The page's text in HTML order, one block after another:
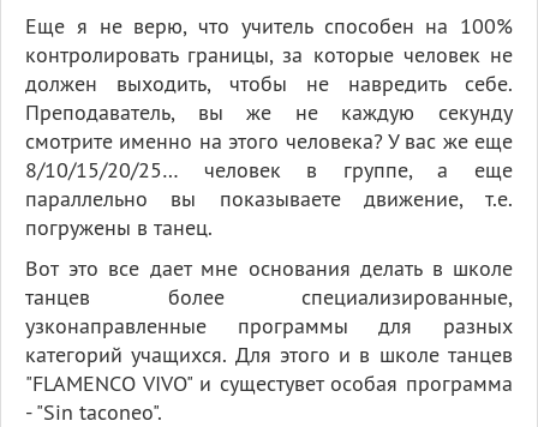
Еще я не верю, что учитель способен на 100%
контролировать границы, за которые человек не
должен выходить, чтобы не навредить себе.
Преподаватель, вы же не каждую секунду
смотрите именно на этого человека? У вас же еще
8/10/15/20/25… человек в группе, а еще
параллельно вы показываете движение, т.е.
погружены в танец.
Вот это все дает мне основания делать в школе
танцев более специализированные,
узконаправленные программы для разных
категорий учащихся. Для этого и в школе танцев
"FLAMENCO VIVO" и сущестувет особая программа
- "Sin taconeo".